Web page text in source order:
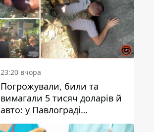
23:20 вчора
Погрожували, били та
вимагали 5 тисяч доларів й
авто: у Павлограді
затримали двох чоловіків